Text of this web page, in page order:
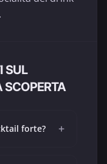
SUL
SCOPERTA
forte? +